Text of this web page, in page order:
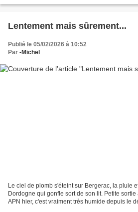
Lentement mais sûrement...
Publié le 05/02/2026 à 10:52
Par -Michel
Le ciel de plomb s'éteint sur Bergerac, la pluie
Dordogne qui gonfle sort de son lit. Petite
APN hier, c'est vraiment très humide depuis le